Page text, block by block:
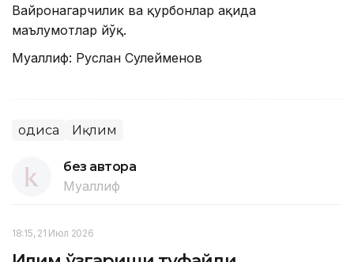
Вайронагарчилик ва қурбонлар ҳақида
маълумотлар йўқ.
Муаллиф: Руслан Сулейменов
Ҳодиса Иқлим
без автора
Муаллиф
18:15, 21 Июл 2026